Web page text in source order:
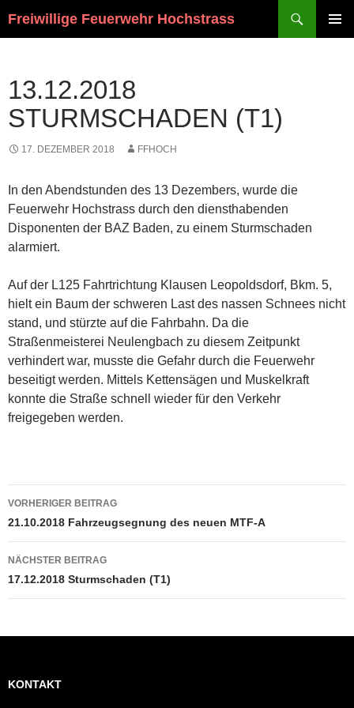
Freiwillige Feuerwehr Hochstrass
13.12.2018
STURMSCHADEN (T1)
17. DEZEMBER 2018 FFHOCH
In den Abendstunden des 13 Dezembers, wurde die
Feuerwehr Hochstrass durch den diensthabenden
Disponenten der BAZ Baden, zu einem Sturmschaden
alarmiert.
Auf der L125 Fahrtrichtung Klausen Leopoldsdorf, Bkm. 5,
hielt ein Baum der schweren Last des nassen Schnees nicht
stand, und stürzte auf die Fahrbahn. Da die
Straßenmeisterei Neulengbach zu diesem Zeitpunkt
verhindert war, musste die Gefahr durch die Feuerwehr
beseitigt werden. Mittels Kettensägen und Muskelkraft
konnte die Straße schnell wieder für den Verkehr
freigegeben werden.
Beitragsnavigation
VORHERIGER BEITRAG
21.10.2018 Fahrzeugsegnung des neuen MTF-A
NÄCHSTER BEITRAG
17.12.2018 Sturmschaden (T1)
KONTAKT